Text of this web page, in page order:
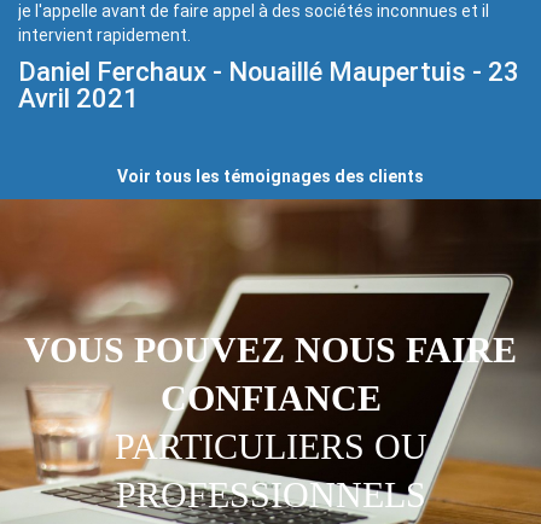
je l'appelle avant de faire appel à des sociétés inconnues et il
intervient rapidement.
Daniel Ferchaux - Nouaillé Maupertuis - 23
Avril 2021
Voir tous les témoignages des clients
VOUS POUVEZ NOUS FAIRE
CONFIANCE
PARTICULIERS OU
PROFESSIONNELS